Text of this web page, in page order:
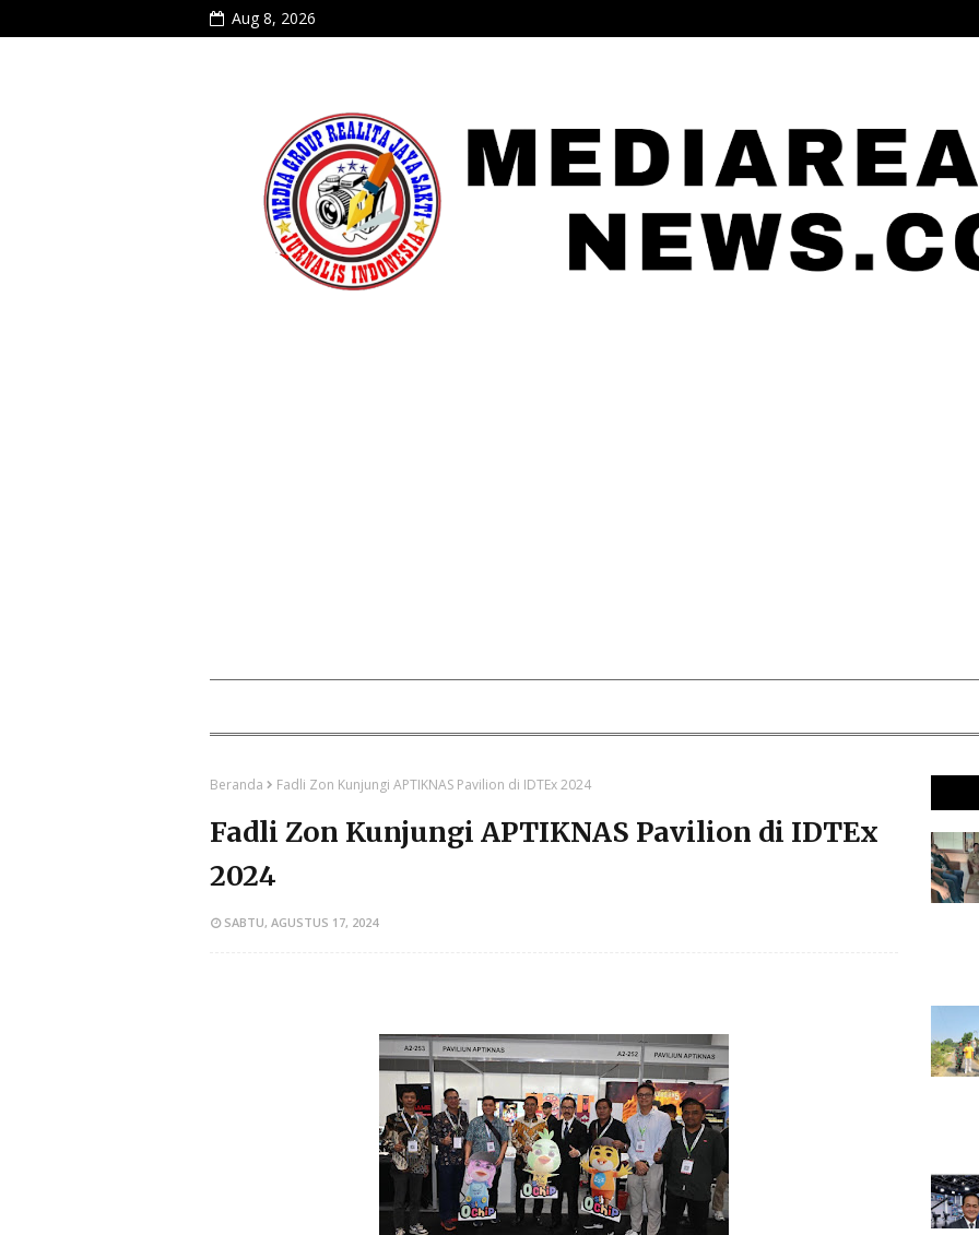
Aug 8, 2026
Beranda Fadli Zon Kunjungi APTIKNAS Pavilion di IDTEx 2024
Fadli Zon Kunjungi APTIKNAS Pavilion di IDTEx
2024
SABTU, AGUSTUS 17, 2024